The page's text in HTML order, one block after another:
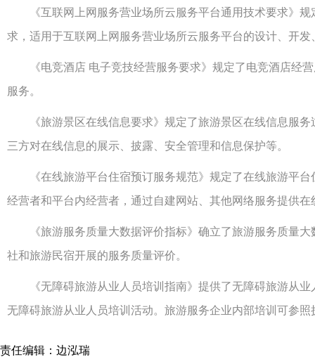
《互联网上网服务营业场所云服务平台通用技术要求》规
求，适用于互联网上网服务营业场所云服务平台的设计、开发
《电竞酒店 电子竞技经营服务要求》规定了电竞酒店经营
服务。
《旅游景区在线信息要求》规定了旅游景区在线信息服务
三方对在线信息的展示、披露、安全管理和信息保护等。
《在线旅游平台住宿预订服务规范》规定了在线旅游平台
经营者和平台内经营者，通过自建网站、其他网络服务提供
《旅游服务质量大数据评价指标》确立了旅游服务质量大
社和旅游民宿开展的服务质量评价。
《无障碍旅游从业人员培训指南》提供了无障碍旅游从业
无障碍旅游从业人员培训活动。旅游服务企业内部培训可参照
责任编辑：边泓瑞